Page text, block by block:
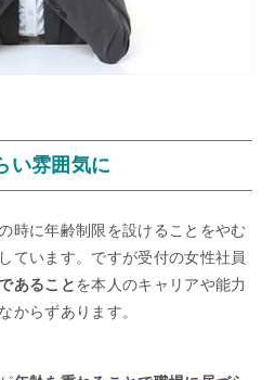
い雰囲気に
時に年齢制限を設けることをやむ
ています。ですが受付の女性社員
あることを本人のキャリアや能力
からずあります。